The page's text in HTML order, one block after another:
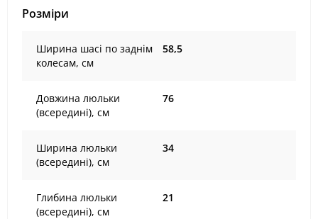
Розміри
Ширина шасі по заднім
колесам, см
58,5
Довжина люльки
(всередині), см
76
Ширина люльки
(всередині), см
34
Глибина люльки
(всередині), см
21